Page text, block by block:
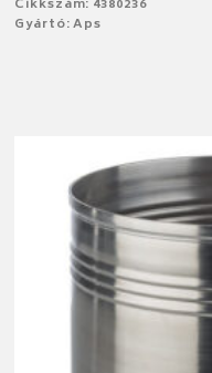
Cikkszám: 4380236
Gyártó: Aps